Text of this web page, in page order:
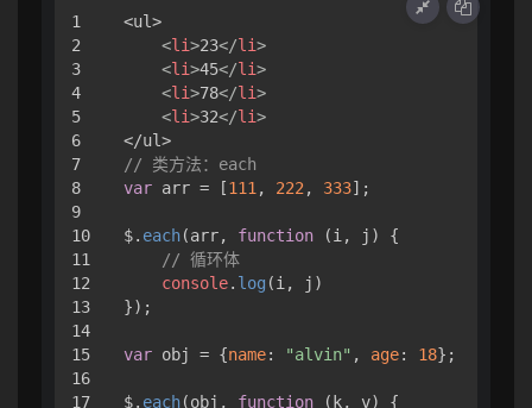
1
2
3
4
5
6
7
8
9
10
11
12
13
14
15
16
17
<ul>
<li>23</li>
<li>45</li>
<li>78</li>
<li>32</li>
// 类方法：each
var arr = [111 , 222 , 333];
$. each(arr, function (i, j ) {
// 循环体
console. log (i, j)
});
var obj = {name: "alvin" , age: 18};
$. each(obj, function ( k, v) {